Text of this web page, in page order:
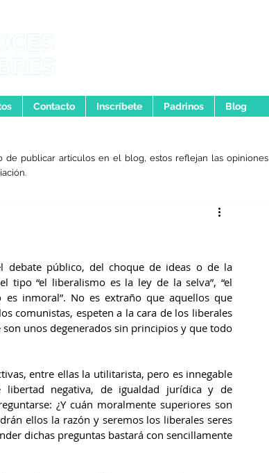
Contacto Inscríbete Padrinos Blog
de publicar artículos en el blog, estos reflejan las opiniones
debate público, del choque de ideas o de la
tipo “el liberalismo es la ley de la selva”, “el
es inmoral”. No es extraño que aquellos que
comunistas, espeten a la cara de los liberales
unos degenerados sin principios y que todo
entre ellas la utilitarista, pero es innegable
negativa, de igualdad jurídica y de
¿Y cuán moralmente superiores son
ellos la razón y seremos los liberales seres
dichas preguntas bastará con sencillamente